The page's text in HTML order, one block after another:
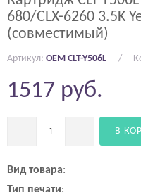
680/CLX-6260 3.5K
(совместимый)
Артикул: OEM CLT-Y506L
Вид товара:
1517 руб.
В